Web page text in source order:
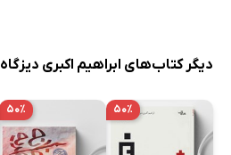
دیگر کتاب‌های ابراهیم اکبری دیزگاه
۵۰٪ ۵۰٪